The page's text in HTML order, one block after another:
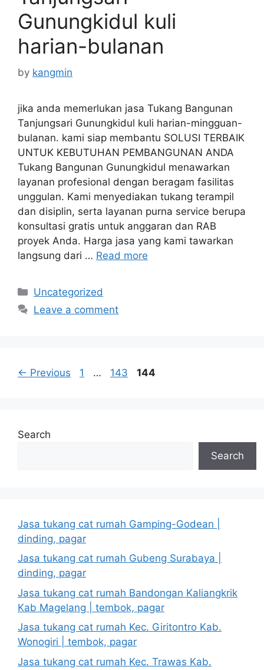
Gunungkidul kuli
harian-bulanan
by kangmin
jika anda memerlukan jasa Tukang Bangunan
Tanjungsari Gunungkidul kuli harian-mingguan-
bulanan. kami siap membantu SOLUSI TERBAIK
UNTUK KEBUTUHAN PEMBANGUNAN ANDA
Tukang Bangunan Gunungkidul menawarkan
layanan profesional dengan beragam fasilitas
unggulan. Kami menyediakan tukang terampil
dan disiplin, serta layanan purna service berupa
konsultasi gratis untuk anggaran dan RAB
proyek Anda. Harga jasa yang kami tawarkan
langsung dari … Read more
Categories
Uncategorized
Leave a comment
← Previous Page
1 … Page
143 Page
144
Search
Search
Jasa tukang cat rumah Gamping-Godean |
dinding, pagar
Jasa tukang cat rumah Gubeng Surabaya |
dinding, pagar
Jasa tukang cat rumah Bandongan Kaliangkrik
Kab Magelang | tembok, pagar
Jasa tukang cat rumah Kec. Giritontro Kab.
Wonogiri | tembok, pagar
Jasa tukang cat rumah Kec. Trawas Kab.